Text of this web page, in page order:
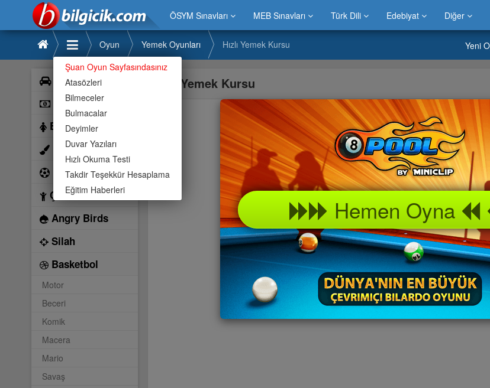
ÖSYM Sınavları MEB Sınavları Türk Dili Edebiyat Diğer
Şuan Oyun Sayfasındasınız
Atasözleri
Bilmeceler
Bulmacalar
Deyimler
Duvar Yazıları
Hızlı Okuma Testi
Takdir Teşekkür Hesaplama
Eğitim Haberleri
Oyun Yemek Oyunları Hızlı Yemek Kursu Yeni
Araba
Bilardo
Barbie
Boyama
Futbol
Çocuk
Angry Birds
Silah
Basketbol
Motor
Beceri
Komik
Macera
Mario
Savaş
Hızlı Yemek Kursu
Hemen Oyna